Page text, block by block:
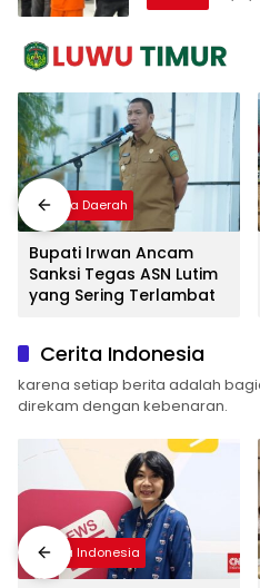
Kepala Daerah
Bupati Irwan Ancam
Sanksi Tegas ASN Lutim
yang Sering Terlambat
Cerita Indonesia
karena setiap berita adalah
direkam dengan kebenaran.
Cerita Indonesia